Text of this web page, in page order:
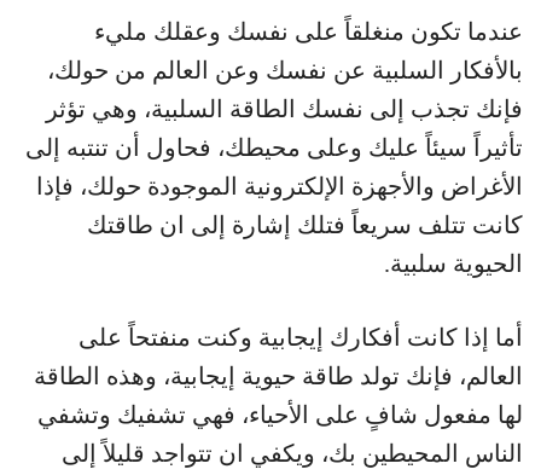
عندما تكون منغلقاً على نفسك وعقلك مليء
بالأفكار السلبية عن نفسك وعن العالم من حولك،
فإنك تجذب إلى نفسك الطاقة السلبية، وهي تؤثر
تأثيراً سيئاً عليك وعلى محيطك، فحاول أن تنتبه إلى
الأغراض والأجهزة الإلكترونية الموجودة حولك، فإذا
كانت تتلف سريعاً فتلك إشارة إلى ان طاقتك
الحيوية سلبية.
أما إذا كانت أفكارك إيجابية وكنت منفتحاً على
العالم، فإنك تولد طاقة حيوية إيجابية، وهذه الطاقة
لها مفعول شافٍ على الأحياء، فهي تشفيك وتشفي
الناس المحيطين بك، ويكفي ان تتواجد قليلاً إلى